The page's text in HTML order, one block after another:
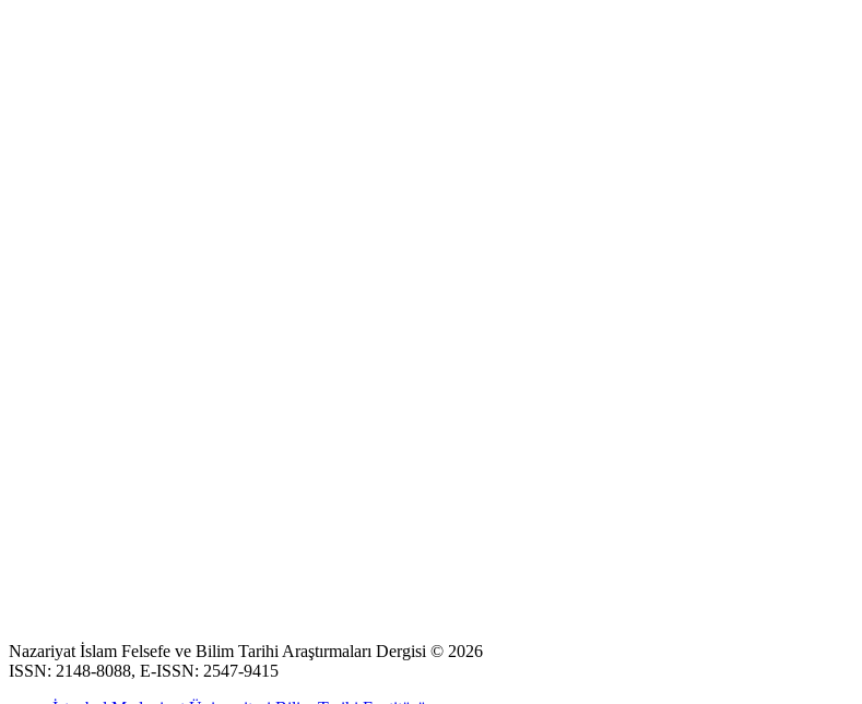
Nazariyat İslam Felsefe ve Bilim Tarihi Araştırmaları Dergisi © 2026
ISSN: 2148-8088, E-ISSN: 2547-9415